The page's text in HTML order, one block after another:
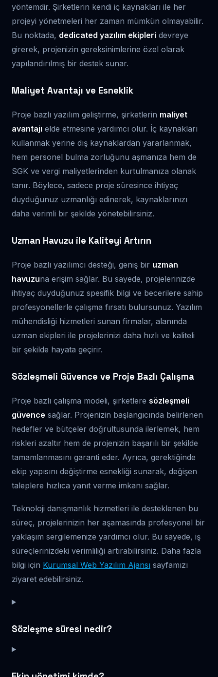
yöntemdir. Şirketlerin kendi iç kaynakları ile her
projeyi yönetmeleri her zaman mümkün olmayabilir.
Bu noktada, dedicated yazılım ekipleri devreye
girerek, projenizin gereksinimlerine özel olarak
yapılandırılmış bir destek sunar.
Maliyet Avantajı ve Esneklik
Proje bazlı yazılım geliştirme, şirketlerin maliyet
avantajı elde etmesine yardımcı olur. İç kaynakları
kullanmak yerine dış kaynaklardan yararlanmak,
hem personel bulma zorluğunu aşmanıza hem de
SGK ve vergi maliyetlerinden kurtulmanıza olanak
tanır. Böylece, sadece proje süresince ihtiyaç
duyduğunuz uzmanlığı edinerek, kaynaklarınızı
daha verimli bir şekilde yönetebilirsiniz.
Uzman Havuzu ile Kaliteyi Artırın
Proje bazlı yazılımcı desteği, geniş bir uzman
havuzuna erişim sağlar. Bu sayede, projelerinizde
ihtiyaç duyduğunuz spesifik bilgi ve becerilere sahip
profesyonellerle çalışma fırsatı bulursunuz. Yazılım
mühendisliği hizmetleri sunan firmalar, alanında
uzman ekipleri ile projelerinizi daha hızlı ve kaliteli
bir şekilde hayata geçirir.
Sözleşmeli Güvence ve Proje Bazlı Çalışma
Proje bazlı çalışma modeli, şirketlere sözleşmeli
güvence sağlar. Projenizin başlangıcında belirlenen
hedefler ve bütçeler doğrultusunda ilerlemek, hem
riskleri azaltır hem de projenizin başarılı bir şekilde
tamamlanmasını garanti eder. Ayrıca, gerektiğinde
ekip yapısını değiştirme esnekliği sunarak, değişen
taleplere hızlıca yanıt verme imkanı sağlar.
Teknoloji danışmanlık hizmetleri ile desteklenen bu
süreç, projelerinizin her aşamasında profesyonel bir
yaklaşım sergilemenize yardımcı olur. Bu sayede, iş
süreçlerinizdeki verimliliği artırabilirsiniz. Daha fazla
bilgi için Kurumsal Web Yazılım Ajansı sayfamızı
ziyaret edebilirsiniz.
Sözleşme süresi nedir?